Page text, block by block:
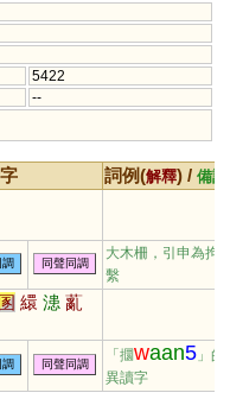
5422
--
詞例(解釋) / 備註
調 同聲同調
大木柵，引申為拘
繫
圂 繯 漶 薍
調 同聲同調
「攌waan5 」的
異讀字